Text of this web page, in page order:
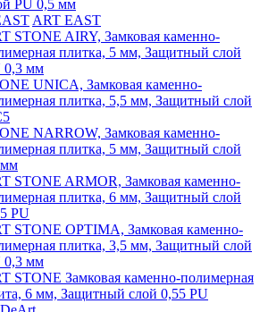
PU 0,5 мм
ART EAST
STONE AIRY, Замковая каменно-
плитка, 5 мм, Защитный слой
0,3 мм
UNICA, Замковая каменно-
плитка, 5,5 мм, Защитный слой
NARROW, Замковая каменно-
плитка, 5 мм, Защитный слой
STONE ARMOR, Замковая каменно-
плитка, 6 мм, Защитный слой
PU
STONE OPTIMA, Замковая каменно-
плитка, 3,5 мм, Защитный слой
0,3 мм
STONE Замковая каменно-полимерная
6 мм, Защитный слой 0,55 PU